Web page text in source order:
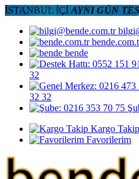
İSTANBUL İÇİ AYNI GÜN
bende
32
32 32
Kargo Takip
Favorilerim